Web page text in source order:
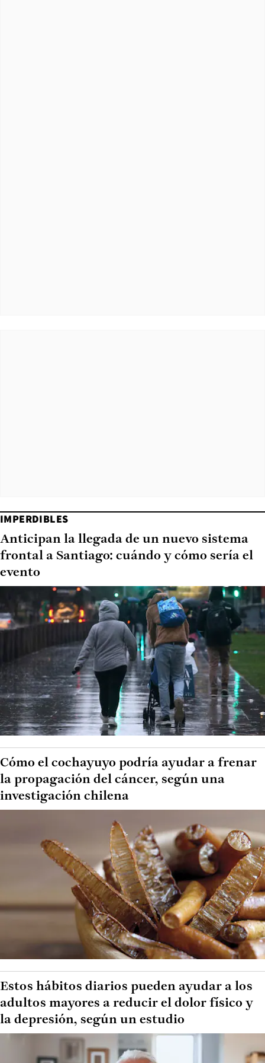
IMPERDIBLES
Anticipan la llegada de un nuevo sistema
frontal a Santiago: cuándo y cómo sería el
evento
Cómo el cochayuyo podría ayudar a frenar
la propagación del cáncer, según una
investigación chilena
Estos hábitos diarios pueden ayudar a los
adultos mayores a reducir el dolor físico y
la depresión, según un estudio